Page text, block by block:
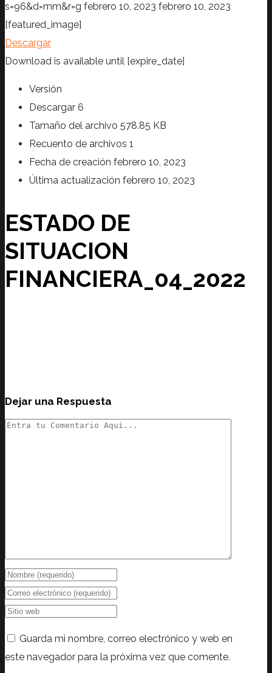
s=96&d=mm&r=g febrero 10, 2023 febrero 10, 2023
[featured_image]
Descargar
Download is available until [expire_date]
Versión
Descargar 6
Tamaño del archivo 578.85 KB
Recuento de archivos 1
Fecha de creación febrero 10, 2023
Última actualización febrero 10, 2023
ESTADO DE
SITUACION
FINANCIERA_04_2022
Dejar una Respuesta
Guarda mi nombre, correo electrónico y web en
este navegador para la próxima vez que comente.